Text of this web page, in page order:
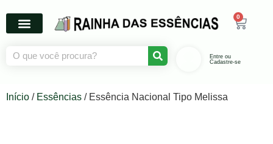
0
Entre ou
Cadastre-se
Início / Essências / Essência Nacional Tipo Melissa